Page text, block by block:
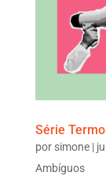
Série
por simone|
Ambíguos